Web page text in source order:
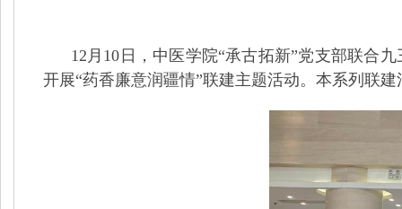
12月10日，中医学院“承古拓新”党支部联合九
开展“药香廉意润疆情”联建主题活动。本系列联